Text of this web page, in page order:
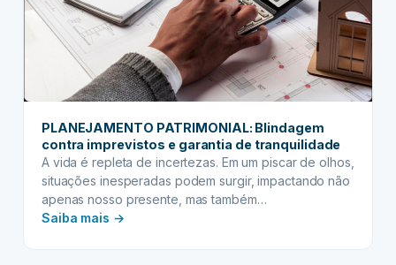
PLANEJAMENTO PATRIMONIAL: Blindagem
contra imprevistos e garantia de tranquilidade
A vida é repleta de incertezas. Em um piscar de olhos,
situações inesperadas podem surgir, impactando não
apenas nosso presente, mas também…
Saiba mais →: